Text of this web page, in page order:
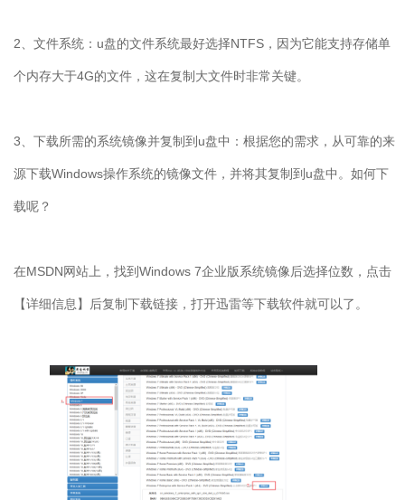
2、文件系统： u盘的文件系统最好选择NTFS ，因为它能支持存储单
个内存大于4G的文件，这在复制大文件时非常关键。
3、下载所需的系统镜像并复制到 u盘中：根据您的需求，从可靠的来
源下载Windows操作系统的镜像文件，并将其复制到 u盘中。如何下
载呢？
在MSDN网站上，找到 Windows 7企业版系统镜像后选择位数，点击
【详细信息】后复制下载链接，打开迅雷等下载软件就可以了。